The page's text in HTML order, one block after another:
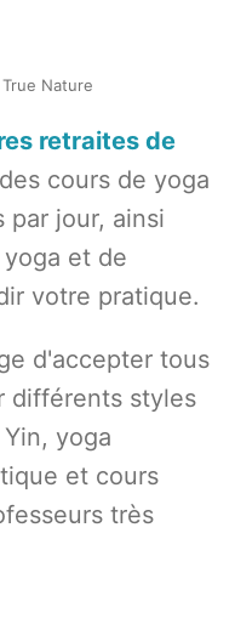
Nature
retraites de
cours de yoga
jour, ainsi
et de
votre pratique.
d'accepter tous
différents styles
yoga
et cours
très